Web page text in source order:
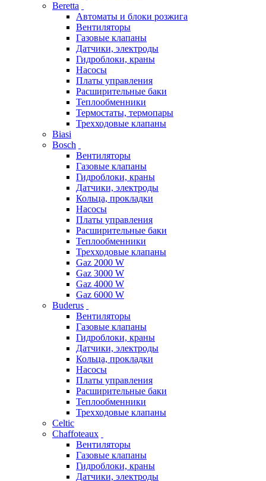
Beretta
Автоматы и блоки розжига
Вентиляторы
Газовые клапаны
Датчики, электроды
Гидроблоки, краны
Насосы
Платы управления
Расширительные баки
Теплообменники
Термостаты, термопары
Трехходовые клапаны
Biasi
Bosch
Вентиляторы
Газовые клапаны
Гидроблоки, краны
Датчики, электроды
Кольца, прокладки
Насосы
Платы управления
Расширительные баки
Теплообменники
Трехходовые клапаны
Gaz 2000 W
Gaz 3000 W
Gaz 4000 W
Gaz 6000 W
Buderus
Вентиляторы
Газовые клапаны
Гидроблоки, краны
Датчики, электроды
Кольца, прокладки
Насосы
Платы управления
Расширительные баки
Теплообменники
Трехходовые клапаны
Celtic
Chaffoteaux
Вентиляторы
Газовые клапаны
Гидроблоки, краны
Датчики, электроды